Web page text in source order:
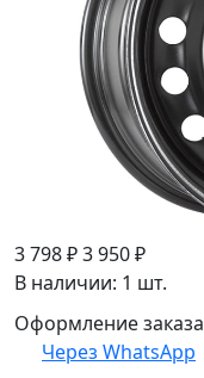
3 798 ₽3 950 ₽
В наличии: 1 шт.
Оформление заказа
Через WhatsApp